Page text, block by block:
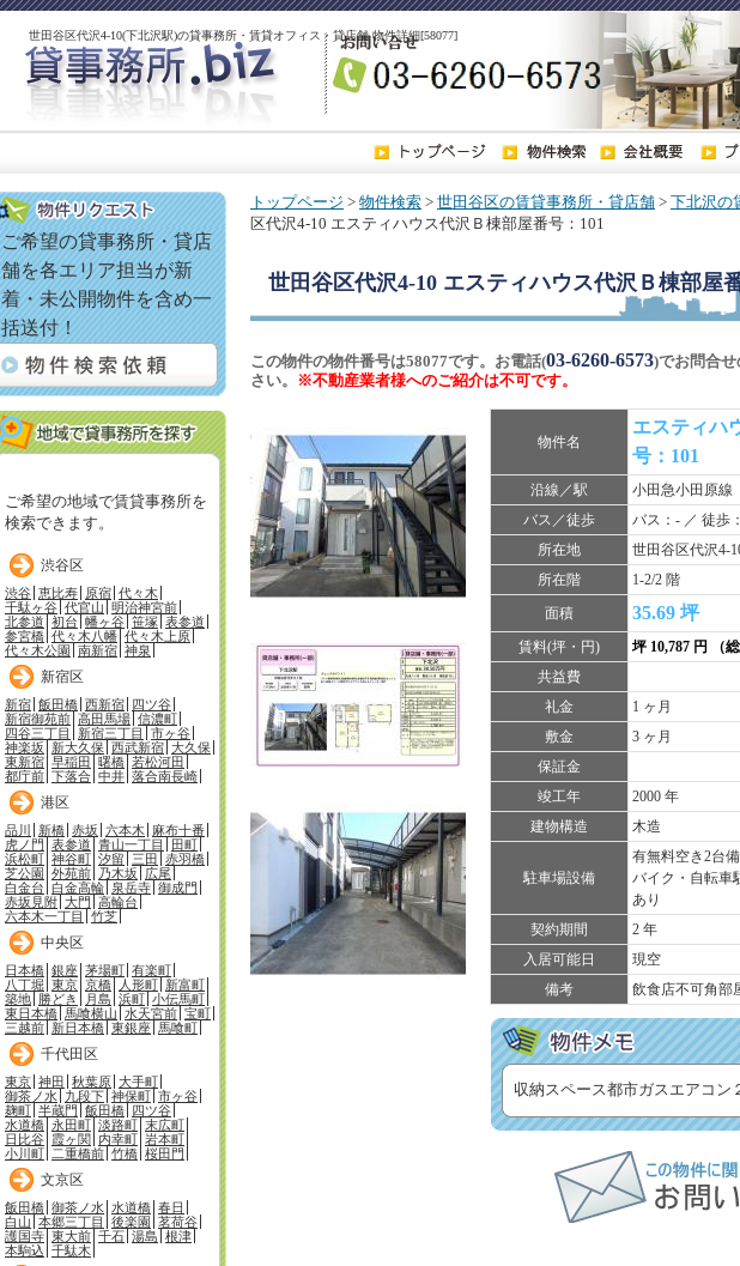
世田谷区代沢4-10(下北沢駅)の貸事務所・賃貸オフィス・貸店舗 物件詳細[58077]
トップページ > 物件検索 > 世田谷区の賃貸事務所・貸店舗 > 下北沢の
区代沢4-10 エスティハウス代沢Ｂ棟部屋番号：101
世田谷区代沢4-10 エスティハウス代沢Ｂ棟部屋
この物件の物件番号は58077です。お電話(03-6260-6573)でお問合
さい。
※不動産業者様へのご紹介は不可です。
物件名
エスティハ
号：101
沿線／駅
小田急小田原
バス／徒歩
バス：- ／ 徒歩
所在地
世田谷区代沢4-
所在階
1-2/2 階
面積
35.69 坪
賃料(坪・円)
坪 10,787 円 （
共益費
礼金
1 ヶ月
敷金
3 ヶ月
保証金
竣工年
2000 年
建物構造
木造
駐車場設備
有無料空き2台
バイク・自転車
あり
契約期間
2 年
入居可能日
現空
備考
飲食店不可角部
収納スペース都市ガスエアコン
ご希望の貸事務所・貸店
舗を各エリア担当が新
着・未公開物件を含め一
括送付！
ご希望の地域で賃貸事務所を
検索できます。
渋谷区
渋谷 恵比寿 原宿 代々木
千駄ヶ谷 代官山 明治神宮前
北参道 初台 幡ヶ谷 笹塚 表参道
参宮橋 代々木八幡 代々木上原
代々木公園
南新宿 神泉
新宿区
新宿 飯田橋 西新宿 四ツ谷
新宿御苑前 高田馬場 信濃町
四谷三丁目
新宿三丁目
市ヶ谷
神楽坂
新大久保 西武新宿 大久保
東新宿 早稲田 曙橋 若松河田
都庁前 下落合 中井 落合南長崎
港区
品川 新橋 赤坂 六本木
麻布十番
虎ノ門 表参道 青山一丁目
田町
浜松町 神谷町 汐留 三田 赤羽橋
芝公園
外苑前 乃木坂
広尾
白金台 白金高輪 泉岳寺 御成門
赤坂見附 大門 高輪台
六本木一丁目
竹芝
中央区
日本橋 銀座 茅場町 有楽町
八丁堀 東京 京橋 人形町 新富町
築地 勝どき 月島 浜町 小伝馬町
東日本橋 馬喰横山 水天宮前 宝町
三越前 新日本橋 東銀座 馬喰町
千代田区
東京 神田 秋葉原 大手町
御茶ノ水
九段下 神保町 市ヶ谷
麹町 半蔵門 飯田橋 四ツ谷
水道橋 永田町 淡路町 末広町
日比谷 霞ヶ関 内幸町 岩本町
小川町 二重橋前 竹橋 桜田門
文京区
飯田橋 御茶ノ水 水道橋 春日
白山 本郷三丁目 後楽園
茗荷谷
護国寺 東大前 千石 湯島 根津
本駒込 千駄木